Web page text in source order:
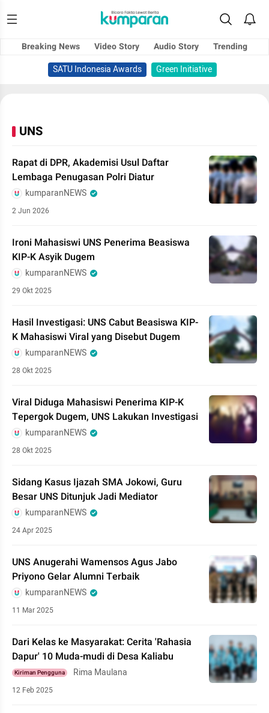
Breaking News Video Story Audio Story
Trending
SATU Indonesia Awards
Green Initiative
UNS
Rapat di DPR, Akademisi Usul Daftar
Lembaga Penugasan Polri Diatur
kumparanNEWS
2 Jun 2026
Ironi Mahasiswi UNS Penerima Beasiswa
KIP-K Asyik Dugem
kumparanNEWS
29 Okt 2025
Hasil Investigasi: UNS Cabut Beasiswa KIP-
K Mahasiswi Viral yang Disebut Dugem
kumparanNEWS
28 Okt 2025
Viral Diduga Mahasiswi Penerima KIP-K
Tepergok Dugem, UNS Lakukan Investigasi
kumparanNEWS
28 Okt 2025
Sidang Kasus Ijazah SMA Jokowi, Guru
Besar UNS Ditunjuk Jadi Mediator
kumparanNEWS
24 Apr 2025
UNS Anugerahi Wamensos Agus Jabo
Priyono Gelar Alumni Terbaik
kumparanNEWS
11 Mar 2025
Dari Kelas ke Masyarakat: Cerita 'Rahasia
Dapur' 10 Muda-mudi di Desa Kaliabu
Kiriman Pengguna Rima Maulana
12 Feb 2025